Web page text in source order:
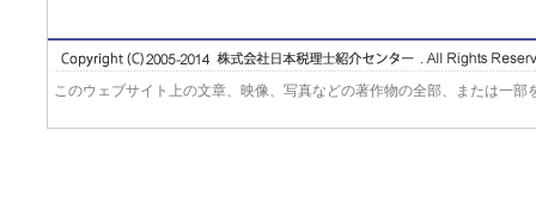
このウェブサイト上の文章、映像、写真などの著作物の全部、または一